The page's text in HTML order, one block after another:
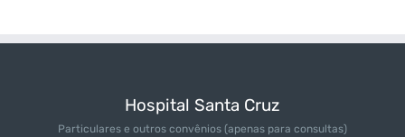
Hospital Santa Cruz
Particulares e outros convênios (apenas para consultas)